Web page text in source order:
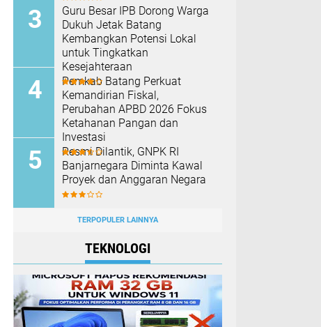
Guru Besar IPB Dorong Warga
Dukuh Jetak Batang
Kembangkan Potensi Lokal
untuk Tingkatkan
Kesejahteraan
Pemkab Batang Perkuat
Kemandirian Fiskal,
Perubahan APBD 2026 Fokus
Ketahanan Pangan dan
Investasi
Resmi Dilantik, GNPK RI
Banjarnegara Diminta Kawal
Proyek dan Anggaran Negara
TERPOPULER LAINNYA
TEKNOLOGI